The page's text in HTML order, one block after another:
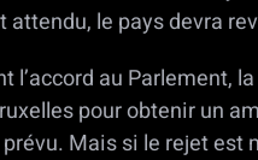
le pays devra
au
pour obtenir un
Mais si le rejet